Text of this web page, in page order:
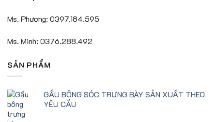
Ms. Phương: 0397.184.595
Ms. Minh: 0376.288.492
SẢN PHẨM
GẤU BÔNG SÓC TRƯNG BÀY SẢN XUẤT THEO
YÊU CẦU